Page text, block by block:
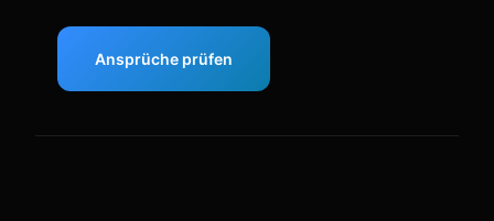
Ansprüche prüfen